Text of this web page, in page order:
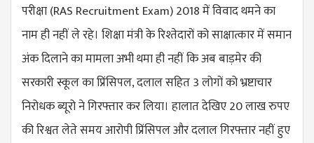
परीक्षा (RAS Recruitment Exam) 2018 में विवाद थमने का
नाम ही नहीं ले रहे। शिक्षा मंत्री के रिश्तेदारों को साक्षात्कार में समान
अंक दिलाने का मामला अभी थमा ही नहीं कि अब बाड़मेर की
सरकारी स्कूल का प्रिंसिपल, दलाल सहित 3 लोगों को भ्रष्टाचार
निरोधक ब्यूरो ने गिरफ्तार कर लिया। हालात देखिए 20 लाख रुपए
की रिश्वत लेते समय आरोपी प्रिंसिपल और दलाल गिरफ्तार नहीं हुए